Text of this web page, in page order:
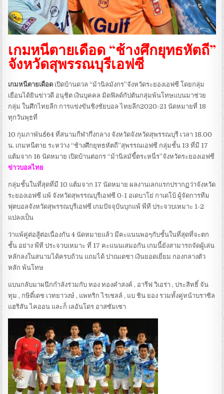
เกมหนีตายเดือด “ช้างศึกยุทธหัตถี”
จังหวัดสุพรรณบุรีเอฟซี
เกมหนีตายเดือด เปิดบ้านดวล “ม้านิลมังกร”จังหวัดระยองเอฟซี โดยกลุ่ม
เยือนได้ยินข่าวดี อนุชิต เงินบุคคล มิดฟิลด์กัปตันกลุ่มพ้นโทษแบนมาช่วย
กลุ่ม ในศึกไทยลีก การแข่งขันชิงชัยบอล ไทยลีก2020-21 นัดหมายที่ 18
ทุกวันพุธที่
10 กุมภาพันธ์64 ที่สนามกีฬากึ่งกลาง จังหวัดจังหวัดสุพรรณบุรี เวลา 18.00
น. เกมหนีตาย ระหว่าง “ช้างศึกยุทธหัตถี”สุพรรณเอฟซี กลุ่มชั้น 13 ที่มี 17
แต้มจาก 16 นัดหมาย เปิดบ้านต่อกร “ม้านิลมัขี้ตระหนี่ร”จังหวัดระยองเอฟซี
ข่าวบอลไทย
กลุ่มชั้นในที่สุดที่มี 10 แต้มจาก 17 นัดหมาย ผลงานเลกแรกปรากฏว่าจังหวัด
ระยองเอฟซี แพ้ จังหวัดสุพรรณบุรีเอฟซี 0-1 อเดบาโย่ กาเดโบ้ ผู้จัดการทีม
ฟุตบอลจังหวัดสุพรรณบุรีเอฟซี เกมปัจจุบันบุกแพ้ พีที ประจวบเหมาะ 1-2
แปลงเป็น
ว่าแพ้คู่ต่อสู้ต่อเนื่องกัน 4 นัดหมายแล้ว มีคะแนนพอๆกับชั้นในที่สุดที่จะตก
ชั้น อย่าง พีที ประจวบเหมาะ ที่ 17 คะแนนเสมอกัน เกมนี้ยังสามารถจัดผู้เล่น
หลักลงในสนามได้ครบถ้วน แถมได้ ปาณเดชา เงินยอดเยี่ยม กองกลางตัว
หลัก พ้นโทษ
แบนกลับมาผนึกกำลังร่วมกับ ทอง ทองคำสงค์ , อารีฟ วิเอร่า , ประสิทธิ์ จัน
ทุม , กษิดิ์เดช เวทยาวงษ์ , แพทริก ไรเชลล์ , แบ ชิน ยอง รวมทั้งคู่หน้าบราซิล
แฮริสัน ไคออน และก็ เลอันโดร อาสซัมเซา